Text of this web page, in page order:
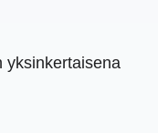
yksinkertaisena